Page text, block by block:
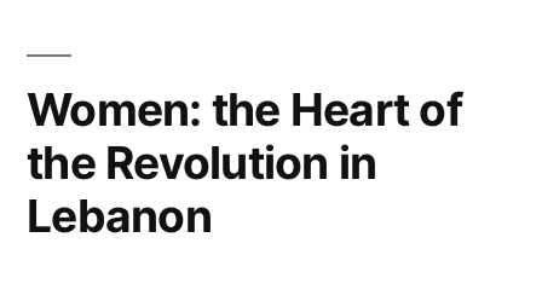
Women: the Heart of
the Revolution in
Lebanon